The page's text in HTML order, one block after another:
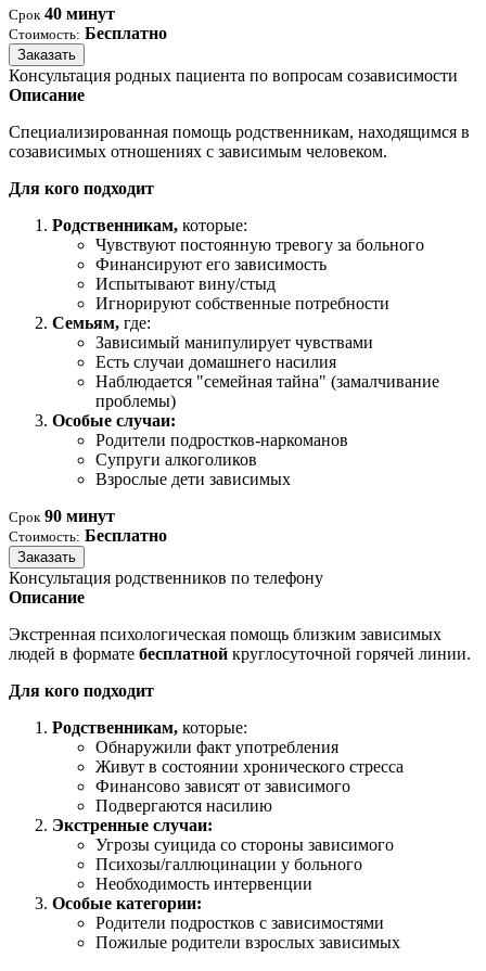
Срок 40 минут
Стоимость: Бесплатно
Заказать
Консультация родных пациента по вопросам созависимости
Описание
Специализированная помощь родственникам, находящимся в
созависимых отношениях с зависимым человеком.
Для кого подходит
Родственникам, которые:
Чувствуют постоянную тревогу за больного
Финансируют его зависимость
Испытывают вину/стыд
Игнорируют собственные потребности
Семьям, где:
Зависимый манипулирует чувствами
Есть случаи домашнего насилия
Наблюдается "семейная тайна" (замалчивание
проблемы)
Особые случаи:
Родители подростков-наркоманов
Супруги алкоголиков
Взрослые дети зависимых
Срок 90 минут
Стоимость: Бесплатно
Заказать
Консультация родственников по телефону
Описание
Экстренная психологическая помощь близким зависимых
людей в формате бесплатной круглосуточной горячей линии.
Для кого подходит
Родственникам, которые:
Обнаружили факт употребления
Живут в состоянии хронического стресса
Финансово зависят от зависимого
Подвергаются насилию
Экстренные случаи:
Угрозы суицида со стороны зависимого
Психозы/галлюцинации у больного
Необходимость интервенции
Особые категории:
Родители подростков с зависимостями
Пожилые родители взрослых зависимых